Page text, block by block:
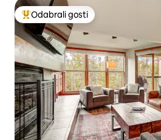
Među najviše rangiranima s
Odabrali gosti